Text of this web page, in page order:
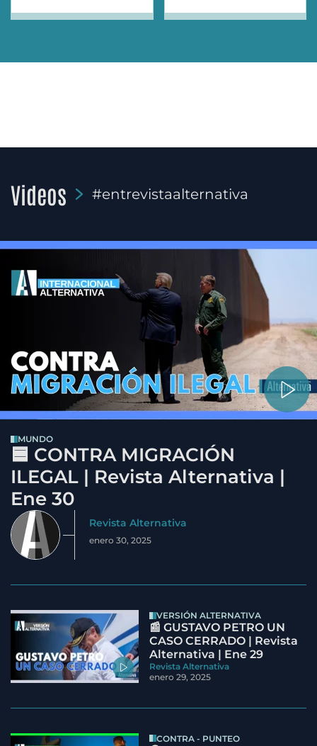
Videos #entrevistaalternativa
MUNDO
🟦 CONTRA MIGRACIÓN
ILEGAL | Revista Alternativa |
Ene 30
Revista Alternativa
enero 30, 2025
VERSIÓN ALTERNATIVA
📰 GUSTAVO PETRO UN
CASO CERRADO | Revista
Alternativa | Ene 29
Revista Alternativa
enero 29, 2025
CONTRA - PUNTEO